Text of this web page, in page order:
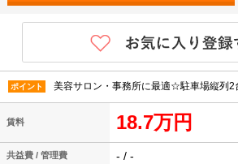
ポイント 美容サロン・事務所に最適☆駐車場縦列2
賃料 18.7万円
共益費 / 管理費 - / -